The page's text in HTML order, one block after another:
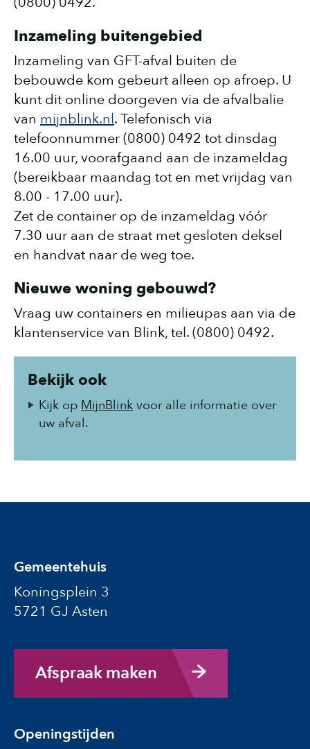
Inzameling buitengebied
Inzameling van GFT-afval buiten de
bebouwde kom gebeurt alleen op afroep. U
kunt dit online doorgeven via de afvalbalie
van mijnblink.nl. Telefonisch via
telefoonnummer (0800) 0492 tot dinsdag
16.00 uur, voorafgaand aan de inzameldag
(bereikbaar maandag tot en met vrijdag van
8.00 - 17.00 uur).
Zet de container op de inzameldag vóór
7.30 uur aan de straat met gesloten deksel
en handvat naar de weg toe.
Nieuwe woning gebouwd?
Vraag uw containers en milieupas aan via de
klantenservice van Blink, tel. (0800) 0492.
Bekijk ook
Kijk op MijnBlink voor alle informatie over
uw afval.
Gemeentehuis
Koningsplein 3
5721 GJ Asten
Afspraak maken
Openingstijden